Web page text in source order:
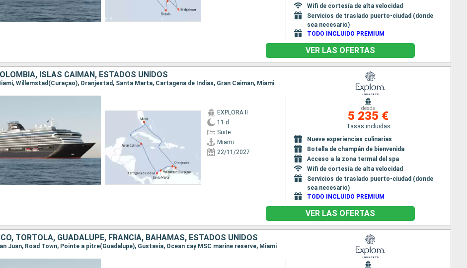
Wifi de cortesía de alta velocidad
Servicios de traslado puerto-ciudad (donde
sea necesario)
TODO INCLUIDO PREMIUM
VER LAS OFERTAS
ISLAS CAIMÁN, ESTADOS UNIDOS
Willemstad(Curaçao), Oranjestad, Santa Marta, Cartagena de Indias, Gran Caiman, Miami
EXPLORA II
11 d
Suite
Miami
22/11/2027
desde
5 235 €
Tasas incluidas
Nueve experiencias culinarias
Botella de champán de bienvenida
Acceso a la zona termal del spa
Wifi de cortesía de alta velocidad
Servicios de traslado puerto-ciudad (donde
sea necesario)
TODO INCLUIDO PREMIUM
VER LAS OFERTAS
TÓRTOLA, GUADALUPE, FRANCIA, BAHAMAS, ESTADOS UNIDOS
Juan, Road Town, Pointe a pitre(Guadalupe), Gustavia, Ocean cay MSC marine reserve, Miami